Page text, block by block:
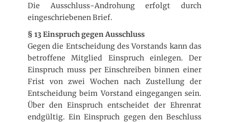
Die Ausschluss-Androhung erfolgt durch
eingeschriebenen Brief.
§ 13 Einspruch gegen Ausschluss
Gegen die Entscheidung des Vorstands kann das
betroffene Mitglied Einspruch einlegen. Der
Einspruch muss per Einschreiben binnen einer
Frist von zwei Wochen nach Zustellung der
Entscheidung beim Vorstand eingegangen sein.
Über den Einspruch entscheidet der Ehrenrat
endgültig. Ein Einspruch gegen den Beschluss